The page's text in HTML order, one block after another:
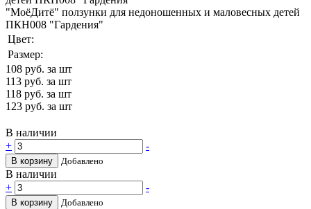
"МоёДитё" ползунки для недоношенных и маловесных детей
ПКН008 "Гардения"
Цвет:
Размер:
108 руб. за шт
113 руб. за шт
118 руб. за шт
123 руб. за шт
В наличии
+
-
В корзину Добавлено
В наличии
+
-
В корзину Добавлено